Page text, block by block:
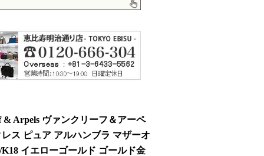
& Arpels ヴァンクリーフ＆アーペ
ス ピュア アルハンブラ マザーオ
イエローゴールド ゴールド金